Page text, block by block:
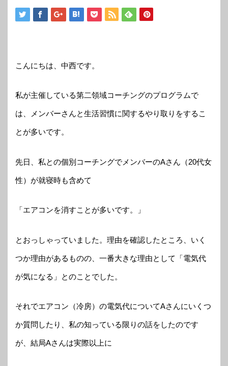
こんにちは、中西です。
私が主催している第二領域コーチングのプログラムで
は、メンバーさんと生活習慣に関するやり取りをするこ
とが多いです。
先日、私との個別コーチングでメンバーのAさん（20代女
性）が就寝時も含めて
「エアコンを消すことが多いです。」
とおっしゃっていました。理由を確認したところ、いく
つか理由があるものの、一番大きな理由として「電気代
が気になる」とのことでした。
それでエアコン（冷房）の電気代についてAさんにいくつ
か質問したり、私の知っている限りの話をしたのです
が、結局Aさんは実際以上に